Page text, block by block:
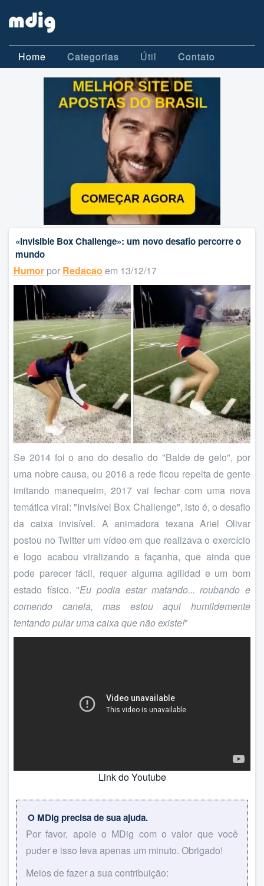
Home Categorias Útil Contato
«Invisible Box Challenge»: um novo desafio percorre o
mundo
Humor por Redacao em 13/12/17
Se 2014 foi o ano do desafio do "Balde de gelo", por
uma nobre causa, ou 2016 a rede ficou repelta de gente
imitando manequeim, 2017 vai fechar com uma nova
temática viral: "Invisível Box Challenge", isto é, o desafio
da caixa invisível. A animadora texana Ariel Olivar
postou no Twitter um vídeo em que realizava o exercício
e logo acabou viralizando a façanha, que ainda que
pode parecer fácil, requer alguma agilidad e um bom
estado físico. "Eu podia estar matando... roubando e
comendo canela, mas estou aqui humildemente
tentando pular uma caixa que não existe!"
Link do Youtube
O MDig precisa de sua ajuda.
Por favor, apoie o MDig com o valor que você
puder e isso leva apenas um minuto. Obrigado!
Meios de fazer a sua contribuição: